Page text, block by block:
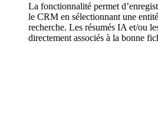
La fonctionnalité permet
le CRM en sélectionnant une
recherche. Les résumés IA et/ou
directement associés à la bonne